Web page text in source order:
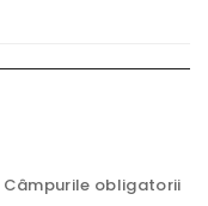
Câmpurile obligatorii